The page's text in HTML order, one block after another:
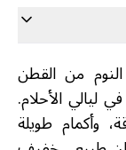
من القطن
ليالي الأحلام.
وأكمام طويلة